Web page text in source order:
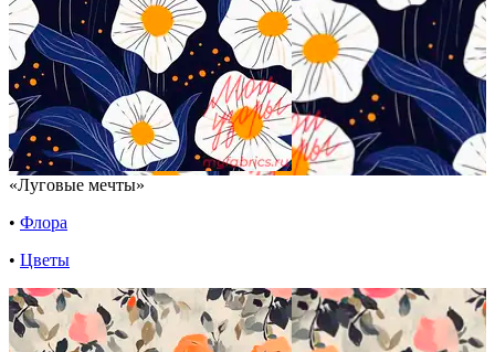
«Луговые мечты»
• Флора
• Цветы